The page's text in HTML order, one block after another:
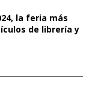
la feria más
de librería y